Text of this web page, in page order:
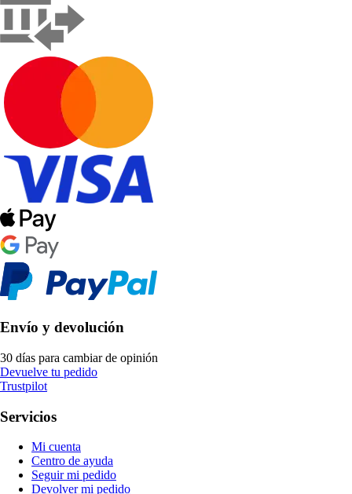
Envío y devolución
30 días para cambiar de opinión
Devuelve tu pedido
Trustpilot
Servicios
Mi cuenta
Centro de ayuda
Seguir mi pedido
Devolver mi pedido